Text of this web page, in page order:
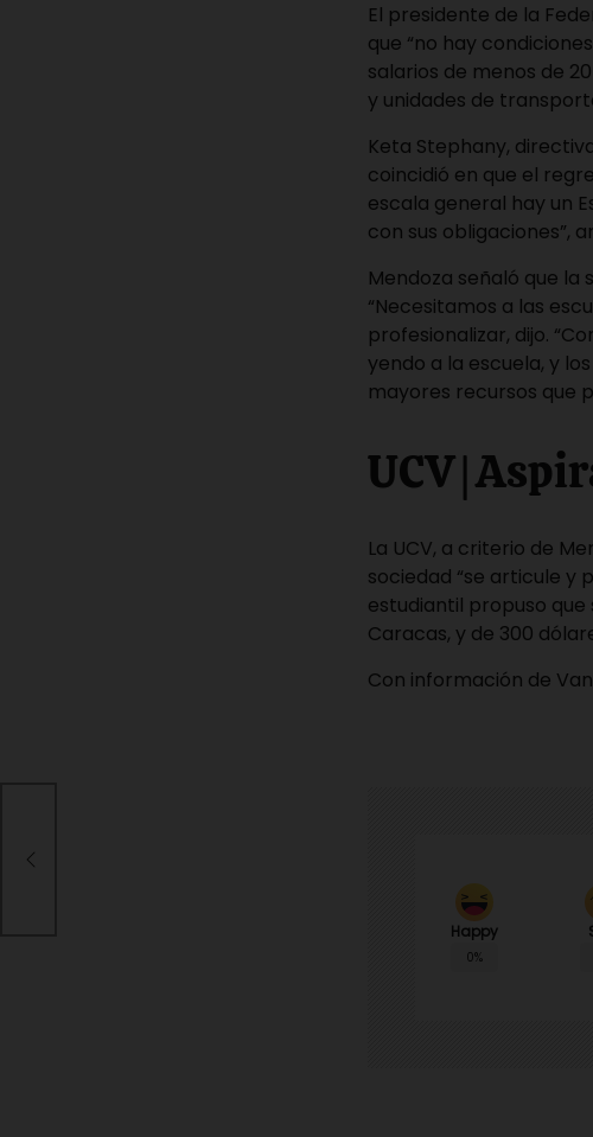
El presidente de la
que “no hay
salarios de menos de
y unidades de
Keta Stephany,
coincidió en que el
escala general hay un
con sus obligaciones”,
Mendoza señaló que
“Necesitamos a las
profesionalizar, dijo.
yendo a la escuela, y
mayores recursos que
UCV |
La UCV, a criterio de
sociedad “se articule y
estudiantil propuso que
Caracas, y de 300
Con información de
Happy
0%